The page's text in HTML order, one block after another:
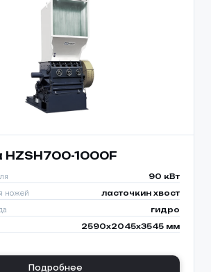
1000F
90 кВт
ножей ласточкин хвост
гидро
2590x2045x3545 мм
Подробнее